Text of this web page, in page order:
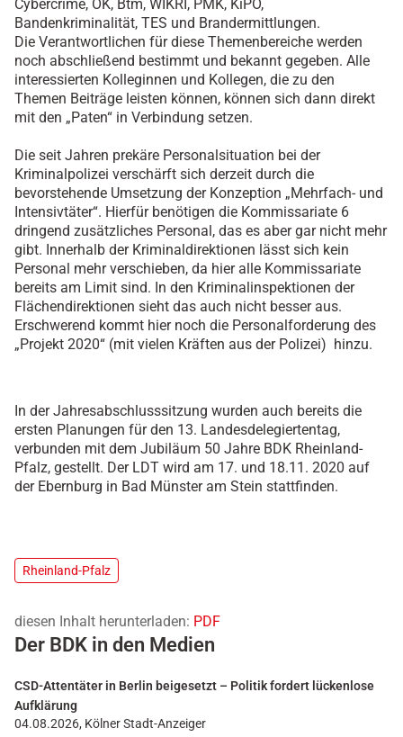
Cybercrime, OK, Btm, WIKRI, PMK, KiPO,
Bandenkriminalität, TES und Brandermittlungen.
Die Verantwortlichen für diese Themenbereiche werden
noch abschließend bestimmt und bekannt gegeben. Alle
interessierten Kolleginnen und Kollegen, die zu den
Themen Beiträge leisten können, können sich dann direkt
mit den „Paten“ in Verbindung setzen.
Die seit Jahren prekäre Personalsituation bei der
Kriminalpolizei verschärft sich derzeit durch die
bevorstehende Umsetzung der Konzeption „Mehrfach- und
Intensivtäter“. Hierfür benötigen die Kommissariate 6
dringend zusätzliches Personal, das es aber gar nicht mehr
gibt. Innerhalb der Kriminaldirektionen lässt sich kein
Personal mehr verschieben, da hier alle Kommissariate
bereits am Limit sind. In den Kriminalinspektionen der
Flächendirektionen sieht das auch nicht besser aus.
Erschwerend kommt hier noch die Personalforderung des
„Projekt 2020“ (mit vielen Kräften aus der Polizei) hinzu.
In der Jahresabschlusssitzung wurden auch bereits die
ersten Planungen für den 13. Landesdelegiertentag,
verbunden mit dem Jubiläum 50 Jahre BDK Rheinland-
Pfalz, gestellt. Der LDT wird am 17. und 18.11. 2020 auf
der Ebernburg in Bad Münster am Stein stattfinden.
Rheinland-Pfalz
diesen Inhalt herunterladen: PDF
Der BDK in den Medien
CSD-Attentäter in Berlin beigesetzt – Politik fordert lückenlose
Aufklärung
04.08.2026, Kölner Stadt-Anzeiger